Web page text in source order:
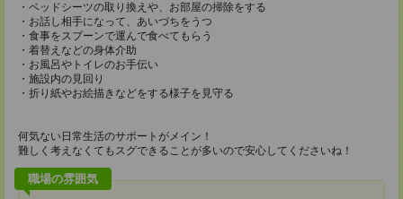
・ベッドシーツの取り換えや、お部屋の掃除をする
・お話し相手になって、あいづちをうつ
・食事をスプーンで運んで食べてもらう
・着替えなどの身体介助
・お風呂やトイレのお手伝い
・施設内の見回り
・折り紙やお絵描きなどをする様子を見守る
何気ない日常生活のサポートがメイン！
難しく考えなくてもスグできることが多いので安心してくださいね！
職場の雰囲気